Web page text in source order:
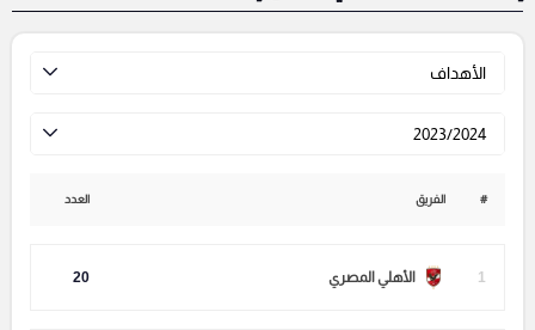
الأهداف
2023/2024
# الفريق العدد
1 الأهلي المصري 20